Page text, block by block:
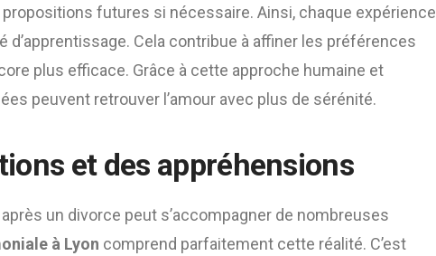
futures si nécessaire. Ainsi, chaque expérience
Cela contribue à affiner les préférences
plus efficace. Grâce à cette approche humaine et
peuvent retrouver l’amour avec plus de sérénité.
et des appréhensions
un divorce peut s’accompagner de nombreuses
à Lyon comprend parfaitement cette réalité. C’est